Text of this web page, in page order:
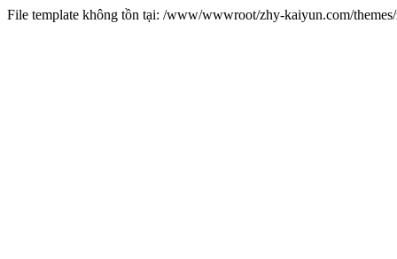
File template không tồn tại: /www/wwwroot/zhy-kaiyun.com/